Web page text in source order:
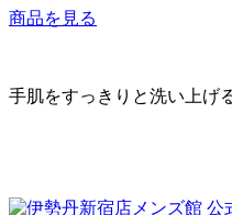
商品を見る
手肌をすっきりと洗い上げ